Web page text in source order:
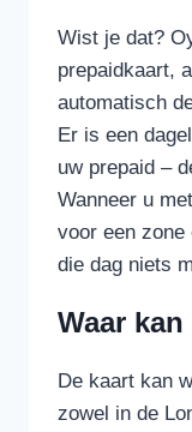
Wist je dat?
prepaidkaart,
automatisch
Er is een
uw prepaid –
Wanneer u
voor een
die dag niets
Waar
De kaart kan
zowel in de